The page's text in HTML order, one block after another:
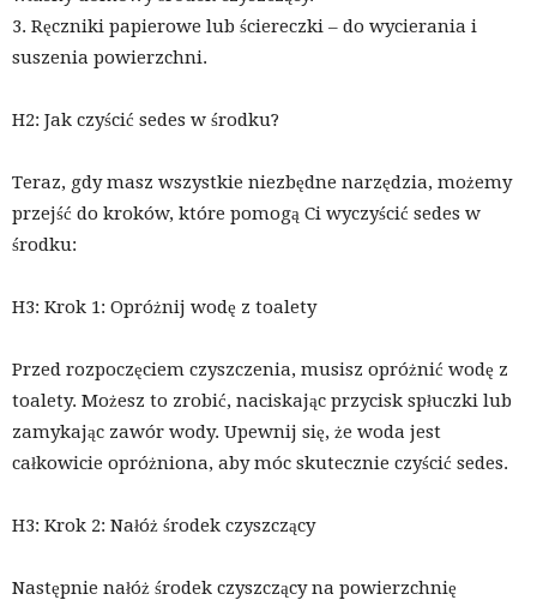
3. Ręczniki papierowe lub ściereczki – do wycierania i
suszenia powierzchni.
H2: Jak czyścić sedes w środku?
Teraz, gdy masz wszystkie niezbędne narzędzia, możemy
przejść do kroków, które pomogą Ci wyczyścić sedes w
środku:
H3: Krok 1: Opróżnij wodę z toalety
Przed rozpoczęciem czyszczenia, musisz opróżnić wodę z
toalety. Możesz to zrobić, naciskając przycisk spłuczki lub
zamykając zawór wody. Upewnij się, że woda jest
całkowicie opróżniona, aby móc skutecznie czyścić sedes.
H3: Krok 2: Nałóż środek czyszczący
Następnie nałóż środek czyszczący na powierzchnię